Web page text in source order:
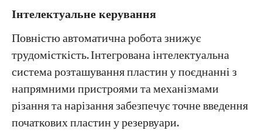
Інтелектуальне керування
Повністю автоматична робота знижує
трудомісткість. Інтегрована інтелектуальна
система розташування пластин у поєднанні з
напрямними пристроями та механізмами
різання та нарізання забезпечує точне введення
початкових пластин у резервуари.